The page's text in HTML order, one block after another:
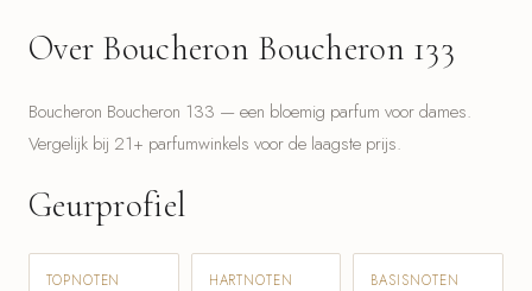
Over Boucheron Boucheron 133
Boucheron Boucheron 133 — een bloemig parfum voor dames.
Vergelijk bij 21+ parfumwinkels voor de laagste prijs.
Geurprofiel
TOPNOTEN HARTNOTEN BASISNOTEN